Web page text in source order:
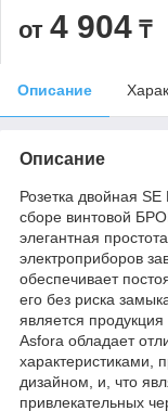
от 4 904 ₸
Описание
Описание
Розетка двойная
сборе винтовой
элегантная
электроприборов
обеспечивает
его без риска
является
Asfora обладает
характеристиками,
дизайном, и, что
привлекательных